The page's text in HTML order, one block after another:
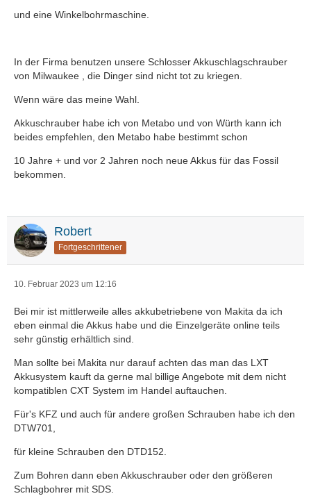
und eine Winkelbohrmaschine.
In der Firma benutzen unsere Schlosser Akkuschlagschrauber
von Milwaukee , die Dinger sind nicht tot zu kriegen.
Wenn wäre das meine Wahl.
Akkuschrauber habe ich von Metabo und von Würth kann ich
beides empfehlen, den Metabo habe bestimmt schon
10 Jahre + und vor 2 Jahren noch neue Akkus für das Fossil
bekommen.
Robert
Fortgeschrittener
10. Februar 2023 um 12:16
Bei mir ist mittlerweile alles akkubetriebene von Makita da ich
eben einmal die Akkus habe und die Einzelgeräte online teils
sehr günstig erhältlich sind.
Man sollte bei Makita nur darauf achten das man das LXT
Akkusystem kauft da gerne mal billige Angebote mit dem nicht
kompatiblen CXT System im Handel auftauchen.
Für's KFZ und auch für andere großen Schrauben habe ich den
DTW701,
für kleine Schrauben den DTD152.
Zum Bohren dann eben Akkuschrauber oder den größeren
Schlagbohrer mit SDS.